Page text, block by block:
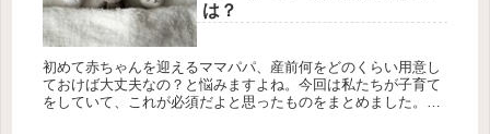
は？
初めて赤ちゃんを迎えるママパパ、産前何をどのくらい用意し
ておけば大丈夫なの？と悩みますよね。今回は私たちが子育て
をしていて、これが必須だよと思ったものをまとめました。私